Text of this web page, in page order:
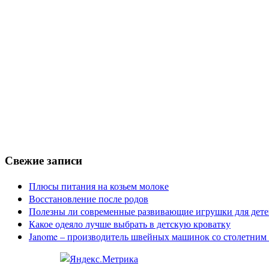
Свежие записи
Плюсы питания на козьем молоке
Восстановление после родов
Полезны ли современные развивающие игрушки для
Какое одеяло лучше выбрать в детскую кроватку
Janome – производитель швейных машинок со